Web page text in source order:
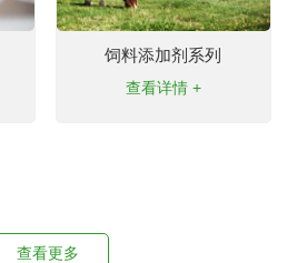
饲料添加剂系列
查看详情 +
查看更多